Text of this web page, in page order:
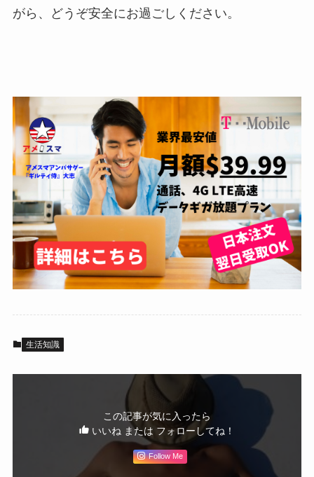
がら、どうぞ安全にお過ごしください。
生活知識
この記事が気に入ったら
いいね または フォローしてね！
Follow Me